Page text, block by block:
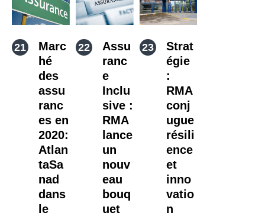
Marc
hé
des
assu
ranc
es en
2020:
Atlan
taSa
nad
dans
le
Assu
ranc
e
Inclu
sive :
RMA
lance
un
nouv
eau
bouq
uet
Strat
égie
:
RMA
conj
ugue
résili
ence
et
inno
vatio
n